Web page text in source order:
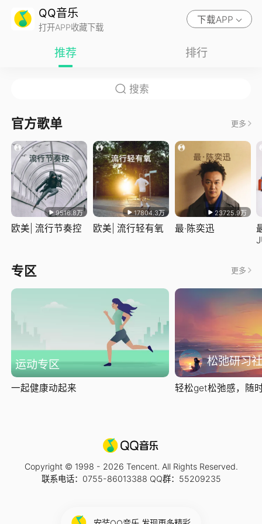
QQ音乐
打开APP收藏下载
下载APP
推荐 排行
官方歌单 更多
9516.8万
欧美| 流行节奏控
17804.3万
欧美| 流行轻有氧
23725.9万
最·陈奕迅
专区 更多
运动专区
一起健康动起来
松弛研习社
轻松get松弛感，随
Copyright © 1998 - 2026 Tencent. All Rights Reserved.
联系电话：0755-86013388 QQ群：55209235